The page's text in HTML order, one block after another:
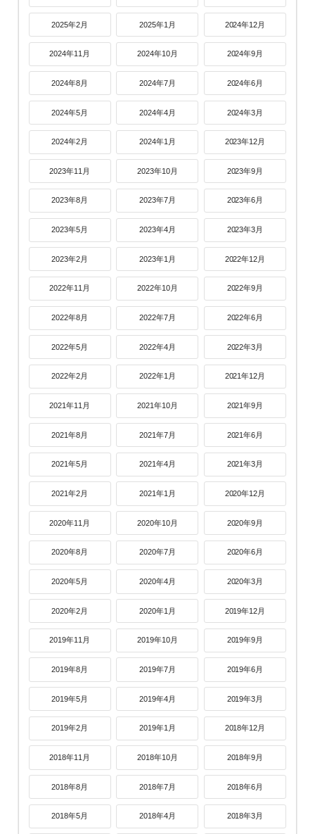
2025年2月 2025年1月 2024年12月
2024年11月 2024年10月 2024年9月
2024年8月 2024年7月 2024年6月
2024年5月 2024年4月 2024年3月
2024年2月 2024年1月 2023年12月
2023年11月 2023年10月 2023年9月
2023年8月 2023年7月 2023年6月
2023年5月 2023年4月 2023年3月
2023年2月 2023年1月 2022年12月
2022年11月 2022年10月 2022年9月
2022年8月 2022年7月 2022年6月
2022年5月 2022年4月 2022年3月
2022年2月 2022年1月 2021年12月
2021年11月 2021年10月 2021年9月
2021年8月 2021年7月 2021年6月
2021年5月 2021年4月 2021年3月
2021年2月 2021年1月 2020年12月
2020年11月 2020年10月 2020年9月
2020年8月 2020年7月 2020年6月
2020年5月 2020年4月 2020年3月
2020年2月 2020年1月 2019年12月
2019年11月 2019年10月 2019年9月
2019年8月 2019年7月 2019年6月
2019年5月 2019年4月 2019年3月
2019年2月 2019年1月 2018年12月
2018年11月 2018年10月 2018年9月
2018年8月 2018年7月 2018年6月
2018年5月 2018年4月 2018年3月